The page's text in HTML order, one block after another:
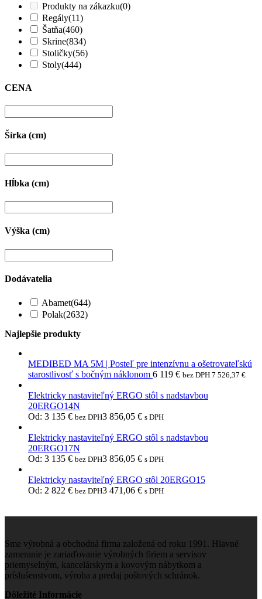
Produkty na zákazku(0)
Regály(11)
Šatňa(460)
Skrine(834)
Stoličky(56)
Stoly(444)
CENA
Šírka (cm)
Hĺbka (cm)
Výška (cm)
Dodávatelia
Abamet(644)
Polak(2632)
Najlepšie produkty
MEDIBED MA 5M | Posteľ pre intenzívnu a ošetrovateľskú
starostlivosť s bočným náklonom 6 119 € bez DPH 7 526,37 €
Elektricky nastaviteľný ERGO stôl s nadstavbou
20ERGO14N
Od: 3 135 € bez DPH3 856,05 € s DPH
Elektricky nastaviteľný ERGO stôl s nadstavbou
20ERGO17N
Od: 3 135 € bez DPH3 856,05 € s DPH
Elektricky nastaviteľný ERGO stôl 20ERGO15
Od: 2 822 € bez DPH3 471,06 € s DPH
Sme výrobná a obchodná firma založená od roku 1991. Hlavné
zameranie je zariaďovanie výrobných firiem a servisov
priemyselným, kancelárskym a kovovým nábytkom a
príslušenstvom, výroba a predaj poštových schránok.
Dôležité Informácie